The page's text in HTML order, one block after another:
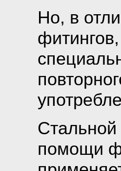
Но, в
помощи